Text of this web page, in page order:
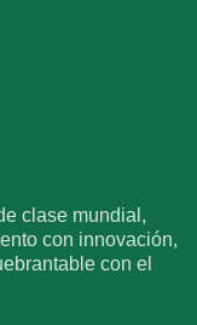
clase mundial,
con innovación,
con el